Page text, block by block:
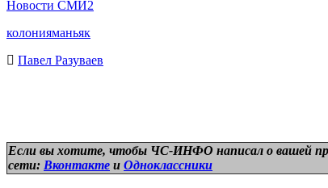
Новости СМИ2
колонияманьяк
Павел Разуваев
Если вы хотите, чтобы ЧС-ИНФО написал о вашей
сети: Вконтакте и Одноклассники